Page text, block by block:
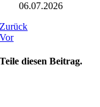
06.07.2026
Zurück
Vor
Teile diesen Beitrag.